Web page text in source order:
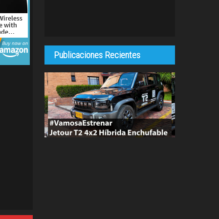
with
4-8
Publicaciones Recientes